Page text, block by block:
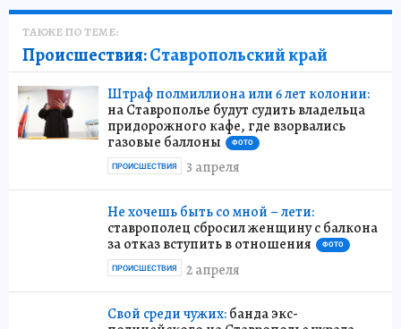
ТАКЖЕ ПО ТЕМЕ:
Происшествия:Ставропольский край
Штраф полмиллиона или 6 лет колонии:
на Ставрополье будут судить владельца
придорожного кафе, где взорвались
газовые баллоны
ФОТО
3 апреля
ПРОИСШЕСТВИЯ
Не хочешь быть со мной – лети:
ставрополец сбросил женщину с балкона
за отказ вступить в отношения
ФОТО
2 апреля
ПРОИСШЕСТВИЯ
Свой среди чужих:банда экс-